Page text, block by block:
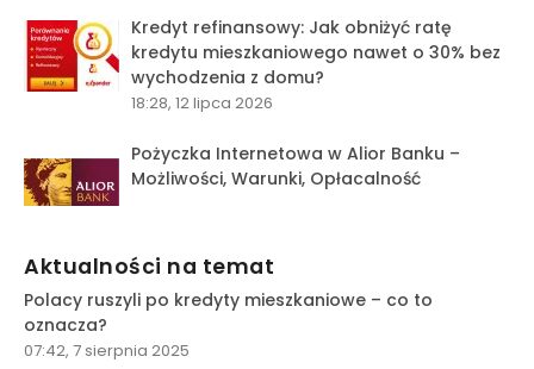
Kredyt refinansowy: Jak obniżyć ratę
kredytu mieszkaniowego nawet o 30% bez
wychodzenia z domu?
18:28, 12 lipca 2026
Pożyczka Internetowa w Alior Banku –
Możliwości, Warunki, Opłacalność
Aktualności na temat
Polacy ruszyli po kredyty mieszkaniowe – co to
oznacza?
07:42, 7 sierpnia 2025